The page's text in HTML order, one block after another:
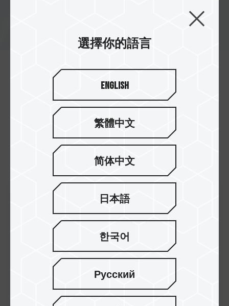
企業新聞
十銓科技頂尖實力耀眼國際 榮獲四
座2026 紅點設計大獎 創新研發實力
領航 開拓次世代儲存新局
選擇你的語言
English
繁體中文
简体中文
日本語
한국어
Русский